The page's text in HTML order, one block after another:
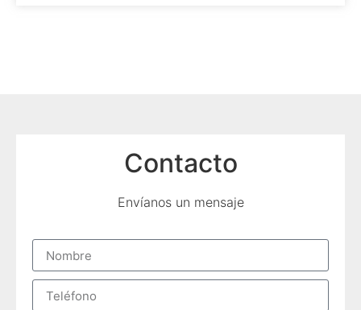
Contacto
Envíanos un mensaje